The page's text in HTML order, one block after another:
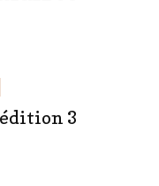
3